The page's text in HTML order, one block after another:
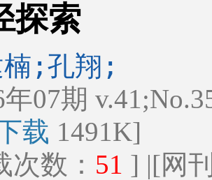
探索
楠;孔翔;
年07期
载 1491K]
次数： 51 ] |[网